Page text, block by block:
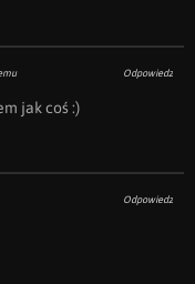
Odpowiedz
jak coś :)
Odpowiedz